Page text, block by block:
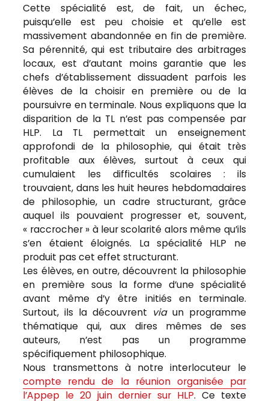
Cette spécialité est, de fait, un échec,
puisqu’elle est peu choisie et qu’elle est
massivement abandonnée en fin de première.
Sa pérennité, qui est tributaire des arbitrages
locaux, est d’autant moins garantie que les
chefs d’établissement dissuadent parfois les
élèves de la choisir en première ou de la
poursuivre en terminale. Nous expliquons que la
disparition de la TL n’est pas compensée par
HLP. La TL permettait un enseignement
approfondi de la philosophie, qui était très
profitable aux élèves, surtout à ceux qui
cumulaient les difficultés scolaires : ils
trouvaient, dans les huit heures hebdomadaires
de philosophie, un cadre structurant, grâce
auquel ils pouvaient progresser et, souvent,
« raccrocher » à leur scolarité alors même qu’ils
s’en étaient éloignés. La spécialité HLP ne
produit pas cet effet structurant.
Les élèves, en outre, découvrent la philosophie
en première sous la forme d’une spécialité
avant même d’y être initiés en terminale.
Surtout, ils la découvrent via un programme
thématique qui, aux dires mêmes de ses
auteurs, n’est pas un programme
spécifiquement philosophique.
Nous transmettons à notre interlocuteur le
compte rendu de la réunion organisée par
l’Appep le 20 juin dernier sur HLP. Ce texte